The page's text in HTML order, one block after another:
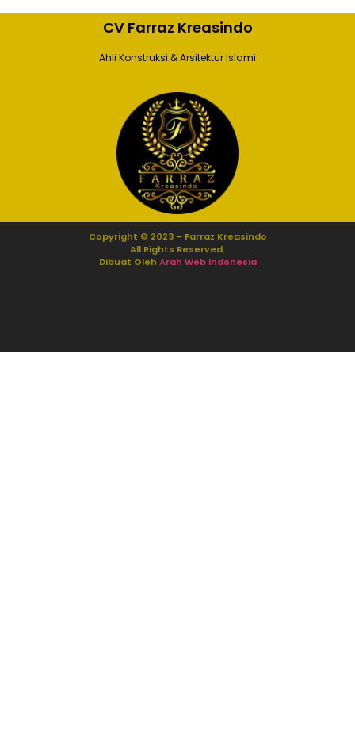
CV Farraz Kreasindo
Ahli Konstruksi & Arsitektur Islami
Copyright © 2023 – Farraz Kreasindo
All Rights Reserved.
Dibuat Oleh Arah Web Indonesia